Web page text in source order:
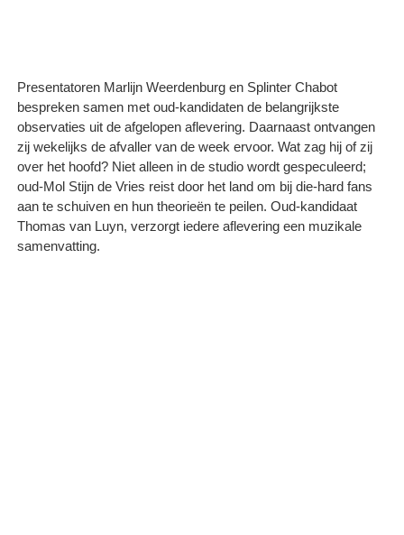
Presentatoren Marlijn Weerdenburg en Splinter Chabot
bespreken samen met oud-kandidaten de belangrijkste
observaties uit de afgelopen aflevering. Daarnaast ontvangen
zij wekelijks de afvaller van de week ervoor. Wat zag hij of zij
over het hoofd? Niet alleen in de studio wordt gespeculeerd;
oud-Mol Stijn de Vries reist door het land om bij die-hard fans
aan te schuiven en hun theorieën te peilen. Oud-kandidaat
Thomas van Luyn, verzorgt iedere aflevering een muzikale
samenvatting.